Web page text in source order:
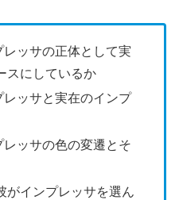
ッサの正体として実
スにしているか
ッサと実在のインプ
ッサの色の変遷とそ
がインプレッサを選ん